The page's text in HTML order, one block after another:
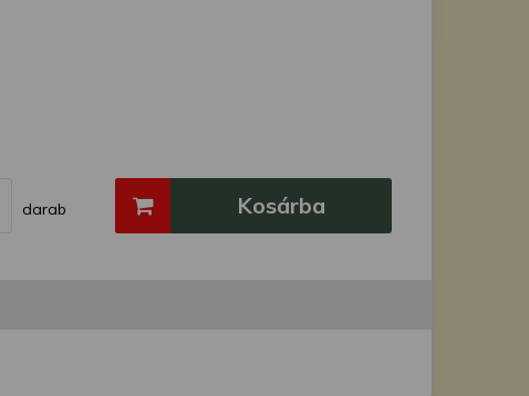
darab Kosárba